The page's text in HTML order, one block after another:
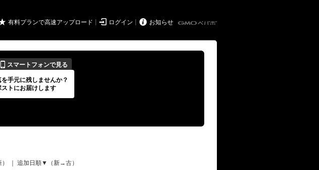
有料プランで高速アップロード  ログイン  お知らせ
📱 スマートフォンで見る
トの期間
2019 / 05 / 05
追加日順▼（新→古）
手元に残しませんか？
トにお届けします